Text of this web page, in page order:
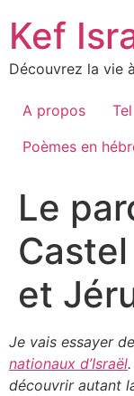
content
Kef
Découvrez la vie
A propos
Poèmes en
Le
et
Je vais essayer
nationaux d’Israël
découvrir autant